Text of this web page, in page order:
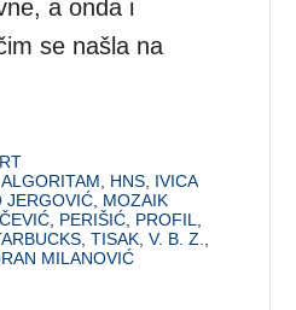
a onda i
se našla na
,ALGORITAM HNS IVICA
JERGOVIĆ MOZAIK
PERIŠIĆ PROFIL
,TISAK ,V. B. Z.
MILANOVIĆ